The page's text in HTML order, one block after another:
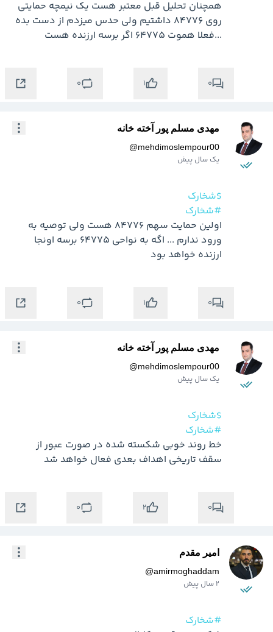
...فعلا هموت 64775 اگر برسه ارزنده هست
0
1
0
مهدی مسلم پور آخته خانه
@mehdimoslempour00
یک سال پیش
$شخارک
#شخارک
ارزنده خواهد بود
0
1
0
مهدی مسلم پور آخته خانه
@mehdimoslempour00
یک سال پیش
$شخارک
#شخارک
سقف تاریخی اهداف بعدی فعال خواهد شد
0
2
0
امیر مقدم
@amirmoghaddam
2 سال پیش
#شخارک